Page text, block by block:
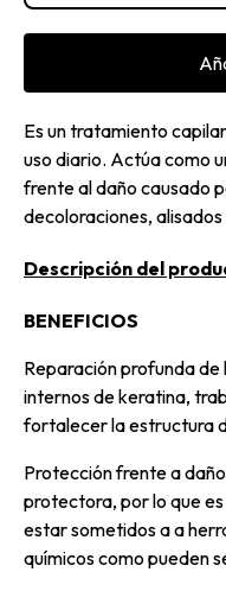
Es un tratamiento
uso diario. Actúa como
frente al daño causado
decoloraciones,
Descripción del
BENEFICIOS
Reparación profunda
internos de keratina,
fortalecer la estructura
Protección frente a
protectora, por lo que
estar sometidos a a
químicos como pueden